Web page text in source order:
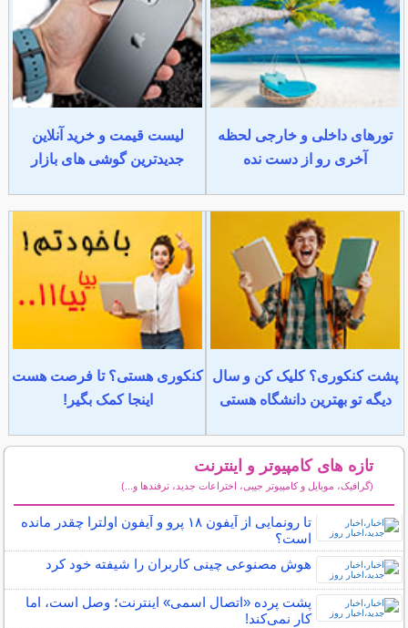
تورهای داخلی و خارجی لحظه
آخری رو از دست نده
لیست قیمت و خرید آنلاین
جدیدترین گوشی های بازار
پشت کنکوری؟ کلیک کن و سال
دیگه تو بهترین دانشگاه هستی
کنکوری هستی؟ تا فرصت هست
اینجا کمک بگیر!
تازه های کامپیوتر و اینترنت
(گرافیک، موبایل و کامپیوتر جیبی، اختراعات جدید، ترفندها و...)
تا رونمایی از آیفون ۱۸ پرو و آیفون اولترا چقدر مانده
است؟
هوش مصنوعی چینی کاربران را شیفته خود کرد
پشت پرده‌ «اتصال اسمی» اینترنت؛ وصل است، اما
کار نمی‌کند!